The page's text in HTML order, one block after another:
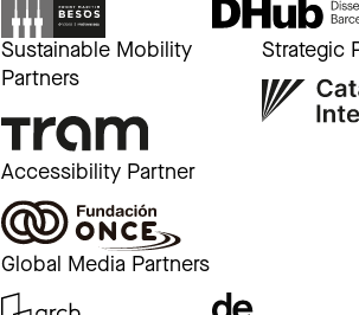
Sustainable Mobility
Partners
Strategic
Accessibility Partner
Global Media Partners